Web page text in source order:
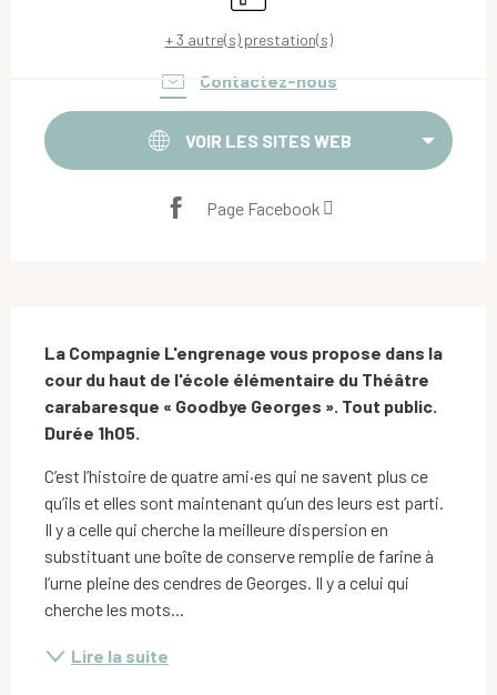
+ 3 autre(s) prestation(s)
Contactez-nous
VOIR LES SITES WEB
Page Facebook
La Compagnie L'engrenage vous propose dans la
cour du haut de l'école élémentaire du Théâtre
carabaresque « Goodbye Georges ». Tout public.
Durée 1h05.
C’est l’histoire de quatre ami·es qui ne savent plus ce
qu’ils et elles sont maintenant qu’un des leurs est parti.
Il y a celle qui cherche la meilleure dispersion en
substituant une boîte de conserve remplie de farine à
l’urne pleine des cendres de Georges. Il y a celui qui
cherche les mots...
Lire la suite